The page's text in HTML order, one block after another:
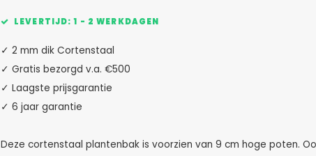
LEVERTIJD: 1 - 2 WERKDAGEN
✓ 2 mm dik Cortenstaal
✓ Gratis bezorgd v.a. €500
✓ Laagste prijsgarantie
✓ 6 jaar garantie
Deze cortenstaal plantenbak is voorzien van 9 cm hoge poten.